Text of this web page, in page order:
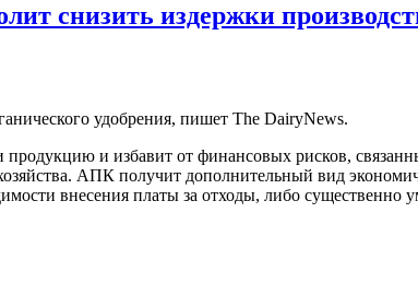
снизить издержки
удобрения, пишет The DairyNews.
продукцию и избавит от финансовых рисков,
АПК получит дополнительный вид
внесения платы за отходы, либо существенно